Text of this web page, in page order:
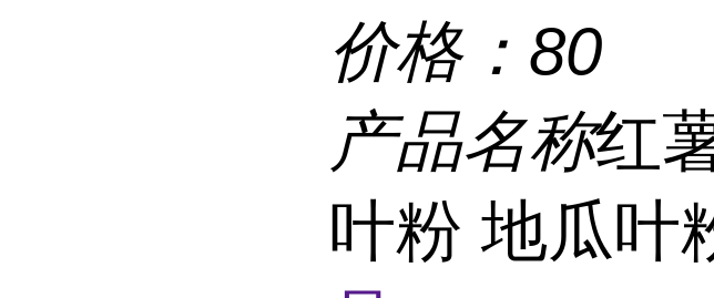
价格： 80
产品名称红
叶粉 地瓜叶